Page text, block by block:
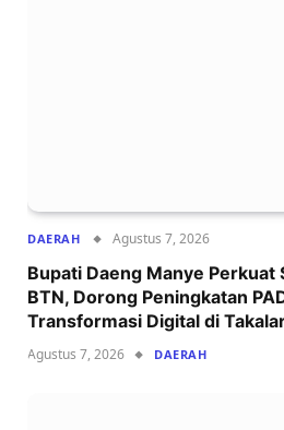
DAERAH Agustus 7, 2026
Bupati Daeng Manye Perkuat
BTN, Dorong Peningkatan
Transformasi Digital di
Agustus 7, 2026 DAERAH